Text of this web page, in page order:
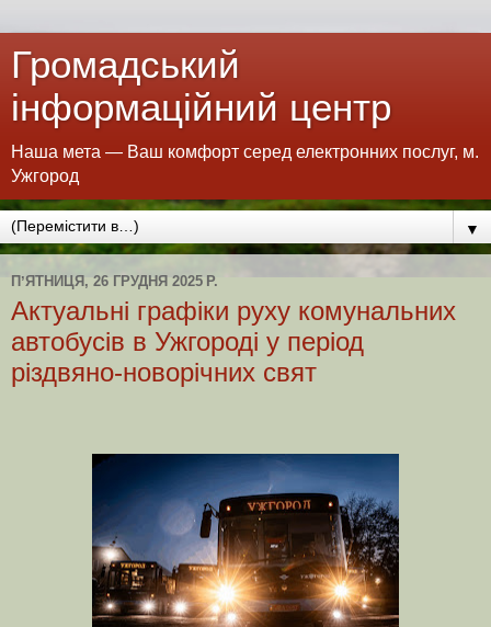
Громадський
інформаційний центр
Наша мета — Ваш комфорт серед електронних послуг, м.
Ужгород
▼
ПʼЯТНИЦЯ, 26 ГРУДНЯ 2025 Р.
Актуальні графіки руху комунальних
автобусів в Ужгороді у період
різдвяно-новорічних свят